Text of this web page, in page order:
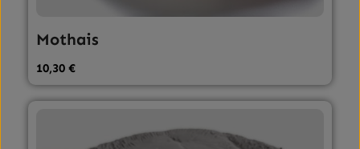
Mothais
Regulärer Preis:
10,30 €